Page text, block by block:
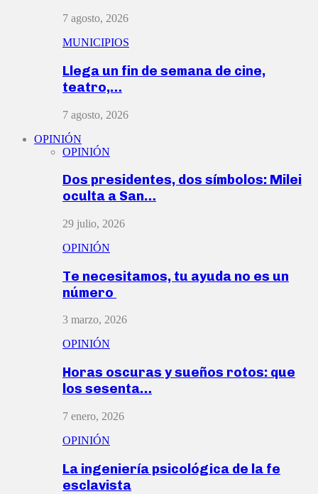
7 agosto, 2026
MUNICIPIOS
Llega un fin de semana de cine,
teatro,…
7 agosto, 2026
OPINIÓN
OPINIÓN
Dos presidentes, dos símbolos: Milei
oculta a San…
29 julio, 2026
OPINIÓN
Te necesitamos, tu ayuda no es un
número
3 marzo, 2026
OPINIÓN
Horas oscuras y sueños rotos: que
los sesenta…
7 enero, 2026
OPINIÓN
La ingeniería psicológica de la fe
esclavista